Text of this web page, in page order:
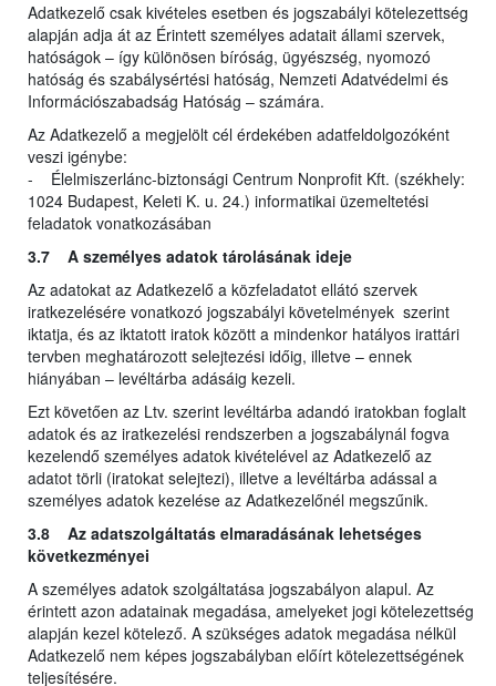
Adatkezelő csak kivételes esetben és jogszabályi kötelezettség
alapján adja át az Érintett személyes adatait állami szervek,
hatóságok – így különösen bíróság, ügyészség, nyomozó
hatóság és szabálysértési hatóság, Nemzeti Adatvédelmi és
Információszabadság Hatóság – számára.
Az Adatkezelő a megjelölt cél érdekében adatfeldolgozóként
veszi igénybe:
- Élelmiszerlánc-biztonsági Centrum Nonprofit Kft. (székhely:
1024 Budapest, Keleti K. u. 24.) informatikai üzemeltetési
feladatok vonatkozásában
3.7 A személyes adatok tárolásának ideje
Az adatokat az Adatkezelő a közfeladatot ellátó szervek
iratkezelésére vonatkozó jogszabályi követelmények szerint
iktatja, és az iktatott iratok között a mindenkor hatályos irattári
tervben meghatározott selejtezési időig, illetve – ennek
hiányában – levéltárba adásáig kezeli.
Ezt követően az Ltv. szerint levéltárba adandó iratokban foglalt
adatok és az iratkezelési rendszerben a jogszabálynál fogva
kezelendő személyes adatok kivételével az Adatkezelő az
adatot törli (iratokat selejtezi), illetve a levéltárba adással a
személyes adatok kezelése az Adatkezelőnél megszűnik.
3.8 Az adatszolgáltatás elmaradásának lehetséges
következményei
A személyes adatok szolgáltatása jogszabályon alapul. Az
érintett azon adatainak megadása, amelyeket jogi kötelezettség
alapján kezel kötelező. A szükséges adatok megadása nélkül
Adatkezelő nem képes jogszabályban előírt kötelezettségének
teljesítésére.